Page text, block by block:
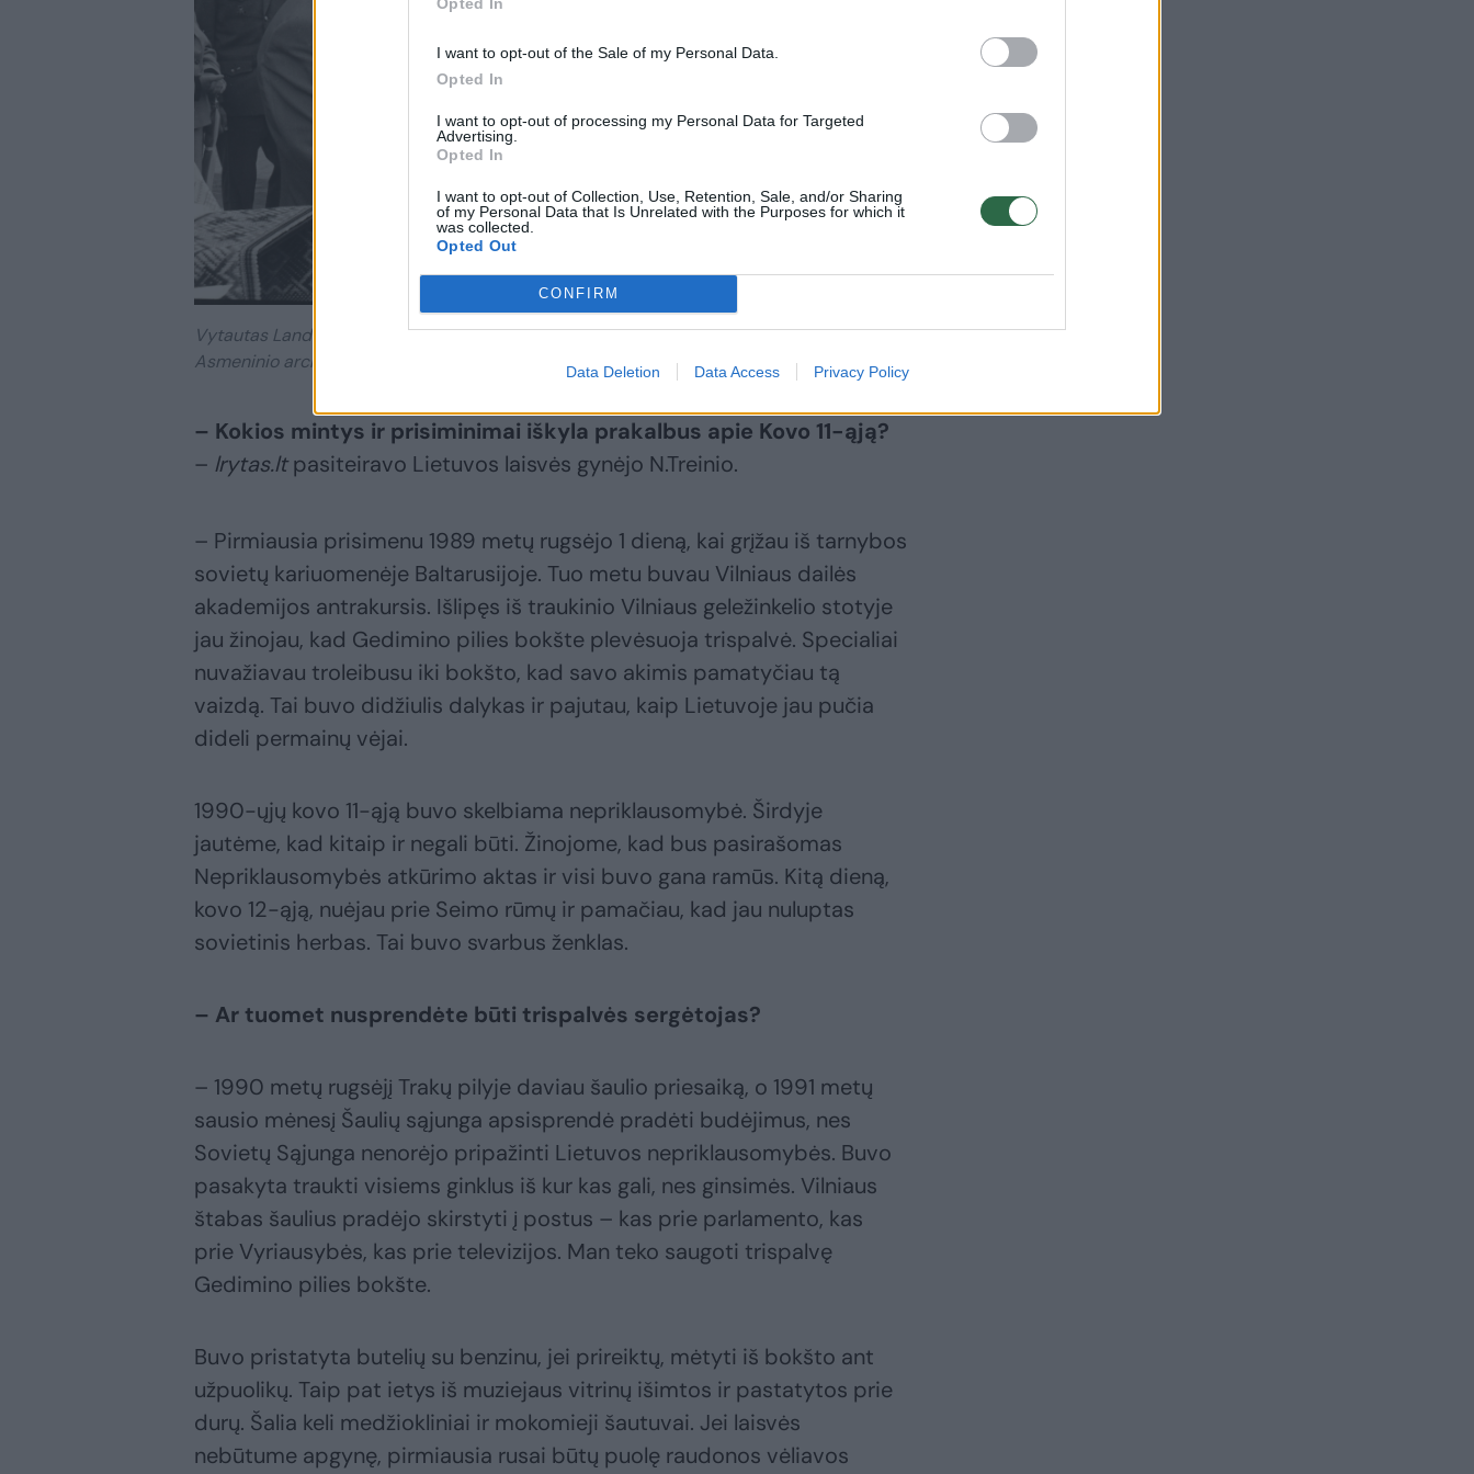
I want to opt-out of the Sale of my Personal Data.
Opted In
I want to opt-out of processing my Personal Data for Targeted
Advertising.
Opted In
I want to opt-out of Collection, Use, Retention, Sale, and/or Sharing
of my Personal Data that Is Unrelated with the Purposes for which it
was collected.
Opted Out
CONFIRM
Data Deletion Data Access Privacy Policy
Vytautas Landsbergis ir N.Treinys (1992 metai).
Asmeninio archyvo nuotr.
– Kokios mintys ir prisiminimai iškyla prakalbus apie Kovo 11-ąją?
– lrytas.ltpasiteiravo Lietuvos laisvės gynėjo N.Treinio.
– Pirmiausia prisimenu 1989 metų rugsėjo 1 dieną, kai grįžau iš tarnybos
sovietų kariuomenėje Baltarusijoje. Tuo metu buvau Vilniaus dailės
akademijos antrakursis. Išlipęs iš traukinio Vilniaus geležinkelio stotyje
jau žinojau, kad Gedimino pilies bokšte plevėsuoja trispalvė. Specialiai
nuvažiavau troleibusu iki bokšto, kad savo akimis pamatyčiau tą
vaizdą. Tai buvo didžiulis dalykas ir pajutau, kaip Lietuvoje jau pučia
dideli permainų vėjai.
1990-ųjų kovo 11-ąją buvo skelbiama nepriklausomybė. Širdyje
jautėme, kad kitaip ir negali būti. Žinojome, kad bus pasirašomas
Nepriklausomybės atkūrimo aktas ir visi buvo gana ramūs. Kitą dieną,
kovo 12-ąją, nuėjau prie Seimo rūmų ir pamačiau, kad jau nuluptas
sovietinis herbas. Tai buvo svarbus ženklas.
– Ar tuomet nusprendėte būti trispalvės sergėtojas?
– 1990 metų rugsėjį Trakų pilyje daviau šaulio priesaiką, o 1991 metų
sausio mėnesį Šaulių sąjunga apsisprendė pradėti budėjimus, nes
Sovietų Sąjunga nenorėjo pripažinti Lietuvos nepriklausomybės. Buvo
pasakyta traukti visiems ginklus iš kur kas gali, nes ginsimės. Vilniaus
štabas šaulius pradėjo skirstyti į postus – kas prie parlamento, kas
prie Vyriausybės, kas prie televizijos. Man teko saugoti trispalvę
Gedimino pilies bokšte.
Buvo pristatyta butelių su benzinu, jei prireiktų, mėtyti iš bokšto ant
užpuolikų. Taip pat ietys iš muziejaus vitrinų išimtos ir pastatytos prie
durų. Šalia keli medžiokliniai ir mokomieji šautuvai. Jei laisvės
nebūtume apgynę, pirmiausia rusai būtų puolę raudonos vėliavos